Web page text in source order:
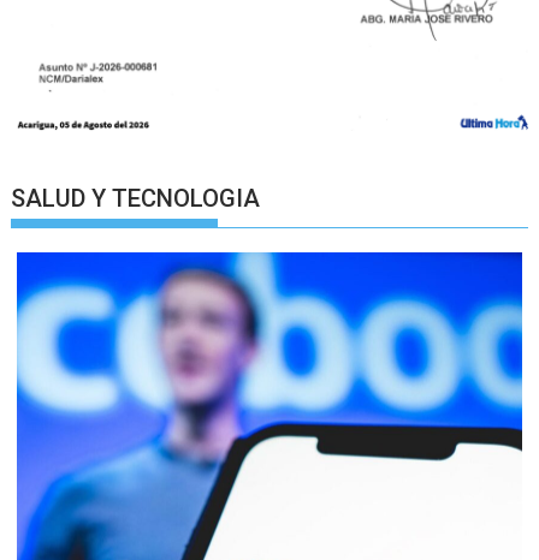
SALUD Y TECNOLOGIA